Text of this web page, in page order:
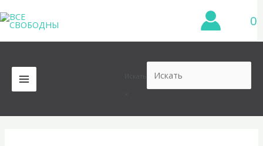
к
содержимому
0
MAIN
MENU